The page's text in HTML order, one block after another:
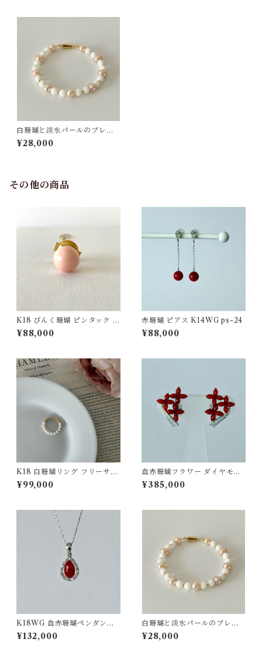
白珊瑚と淡水パールのブレス
レット ts−15
¥28,000
その他の商品
K18 ぴんく珊瑚 ピンタック ボ
タンチェーン付 fb-44
¥88,000
赤珊瑚 ピアス K14WG ps-24
¥88,000
K18 白珊瑚リング フリーサイ
ズ jr-06
¥99,000
血赤珊瑚フラワー ダイヤモン
ド0.08ct イヤリング K18WG
ps-27
¥385,000
K18WG 血赤珊瑚ペンダント
D0.04 pd-49
¥132,000
白珊瑚と淡水パールのブレス
レット ts−15
¥28,000